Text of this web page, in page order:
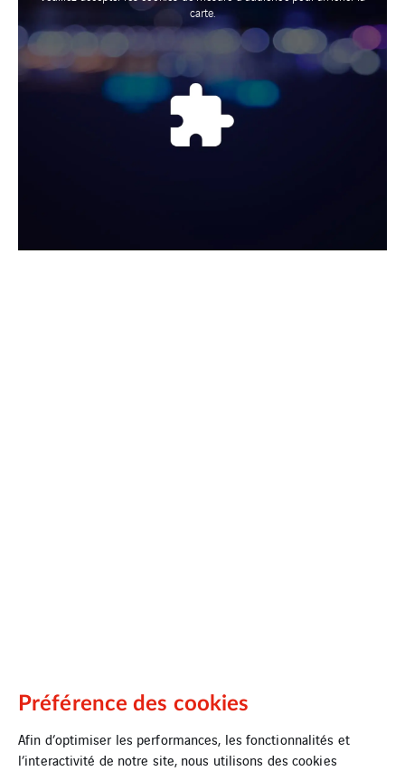
carte.
Préférence des cookies
Afin d’optimiser les performances, les fonctionnalités et
l’interactivité de notre site, nous utilisons des cookies